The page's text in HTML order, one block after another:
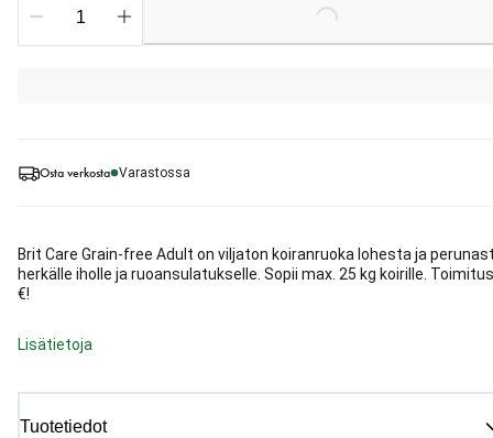
Osta verkosta Varastossa
Brit Care Grain-free Adult on viljaton koiranruoka lohesta ja
herkälle iholle ja ruoansulatukselle. Sopii max. 25 kg koirille.
€!
Lisätietoja
Tuotetiedot
Loading...